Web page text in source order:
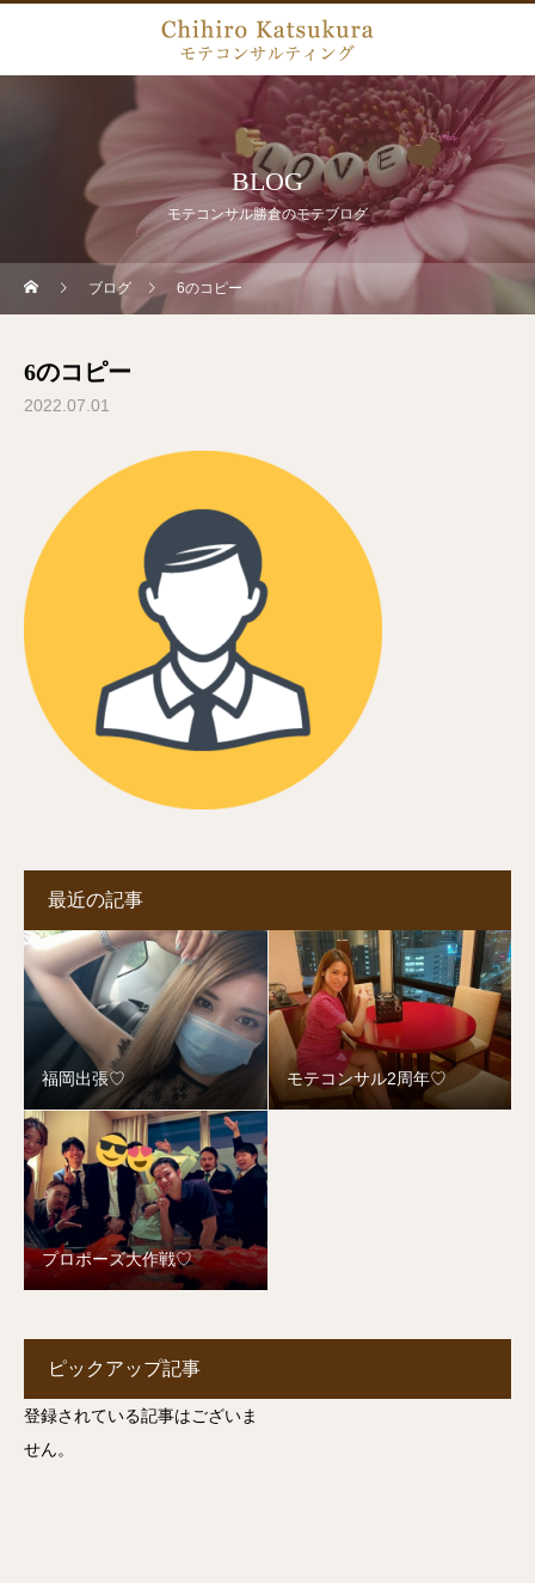
BLOG
モテコンサル勝倉のモテブログ
ブログ 6のコピー
6のコピー
2022.07.01
最近の記事
福岡出張♡ モテコンサル2周年♡
プロポーズ大作戦♡
ピックアップ記事
登録されている記事はございま
せん。